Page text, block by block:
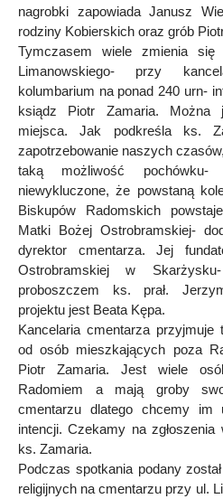
nagrobki zapowiada Janusz
rodziny Kobierskich oraz grób
Tymczasem wiele zmienia
Limanowskiego- przy
kolumbarium na ponad 240 urn-
ksiądz Piotr Zamaria. Można
miejsca. Jak podkreśla ks.
zapotrzebowanie naszych
taką możliwość pochówku-
niewykluczone, że powstaną
Biskupów Radomskich
Matki Bożej Ostrobramskiej-
dyrektor cmentarza. Jej
Ostrobramskiej w
proboszczem ks. prał.
projektu jest Beata Kępa.
Kancelaria cmentarza przyjmuje
od osób mieszkających poza
Piotr Zamaria. Jest wiele
Radomiem a mają groby
cmentarzu dlatego chcemy im
intencji. Czekamy na
ks. Zamaria.
Podczas spotkania podany
religijnych na cmentarzu przy ul.